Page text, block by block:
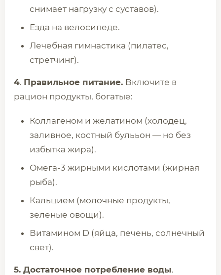
снимает нагрузку с суставов).
Езда на велосипеде.
Лечебная гимнастика (пилатес,
стретчинг).
4. Правильное питание. Включите в
рацион продукты, богатые:
Коллагеном и желатином (холодец,
заливное, костный булььон — но без
избытка жира).
Омега-3 жирными кислотами (жирная
рыба).
Кальцием (молочные продукты,
зеленые овощи).
Витамином D (яйца, печень, солнечный
свет).
5. Достаточное потребление воды.